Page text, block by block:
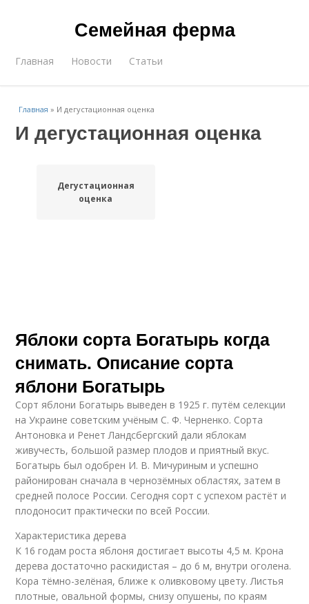
Семейная ферма
Главная Новости Статьи
Главная » И дегустационная оценка
И дегустационная оценка
Дегустационная
оценка
Яблоки сорта Богатырь когда
снимать. Описание сорта
яблони Богатырь
Сорт яблони Богатырь выведен в 1925 г. путём селекции
на Украине советским учёным С. Ф. Черненко. Сорта
Антоновка и Ренет Ландсбергский дали яблокам
живучесть, большой размер плодов и приятный вкус.
Богатырь был одобрен И. В. Мичуриным и успешно
районирован сначала в чернозёмных областях, затем в
средней полосе России. Сегодня сорт с успехом растёт и
плодоносит практически по всей России.
Характеристика дерева
К 16 годам роста яблоня достигает высоты 4,5 м. Крона
дерева достаточно раскидистая – до 6 м, внутри оголена.
Кора тёмно-зелёная, ближе к оливковому цвету. Листья
плотные, овальной формы, снизу опушены, по краям